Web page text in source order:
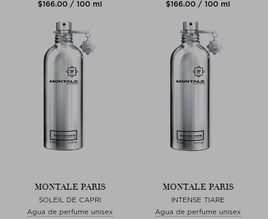
$‌166.00 / 100 ml $‌166.00 / 100 ml
MONTALE PARIS
SOLEIL DE CAPRI
Agua de perfume unisex
MONTALE PARIS
INTENSE TIARE
Agua de perfume unisex